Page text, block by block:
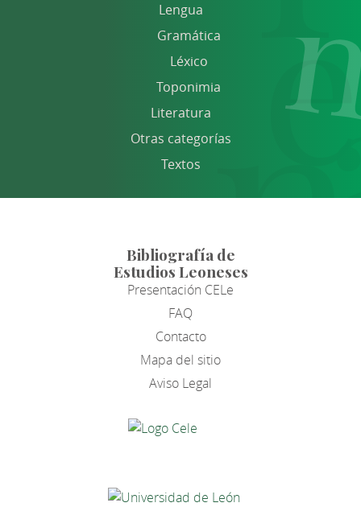
Lengua
Gramática
Léxico
Toponimia
Literatura
Otras categorías
Textos
Bibliografía de
Estudios Leoneses
Presentación CELe
FAQ
Contacto
Mapa del sitio
Aviso Legal